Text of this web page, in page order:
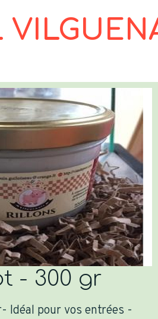
- 300 gr
Idéal pour vos entrées -